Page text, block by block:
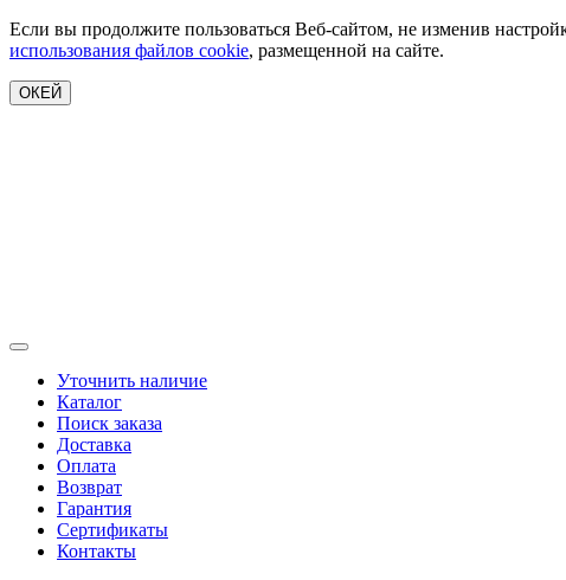
Если вы продолжите пользоваться Веб-сайтом, не изменив
использования файлов cookie, размещенной на сайте.
ОКЕЙ
Уточнить наличие
Каталог
Поиск заказа
Доставка
Оплата
Возврат
Гарантия
Сертификаты
Контакты